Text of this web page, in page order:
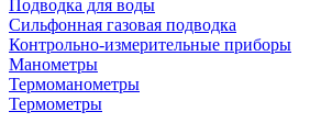
Подводка для воды
Сильфонная газовая подводка
Контрольно-измерительные приборы
Манометры
Термоманометры
Термометры